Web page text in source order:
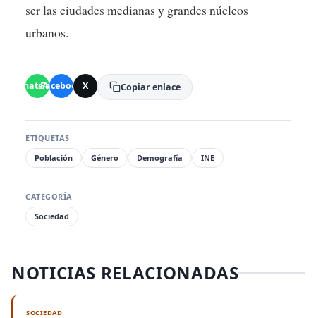
ser las ciudades medianas y grandes núcleos
urbanos.
WhatsApp
Facebook X Copiar enlace
ETIQUETAS
Población
Género Demografía INE
CATEGORÍA
Sociedad
NOTICIAS RELACIONADAS
SOCIEDAD